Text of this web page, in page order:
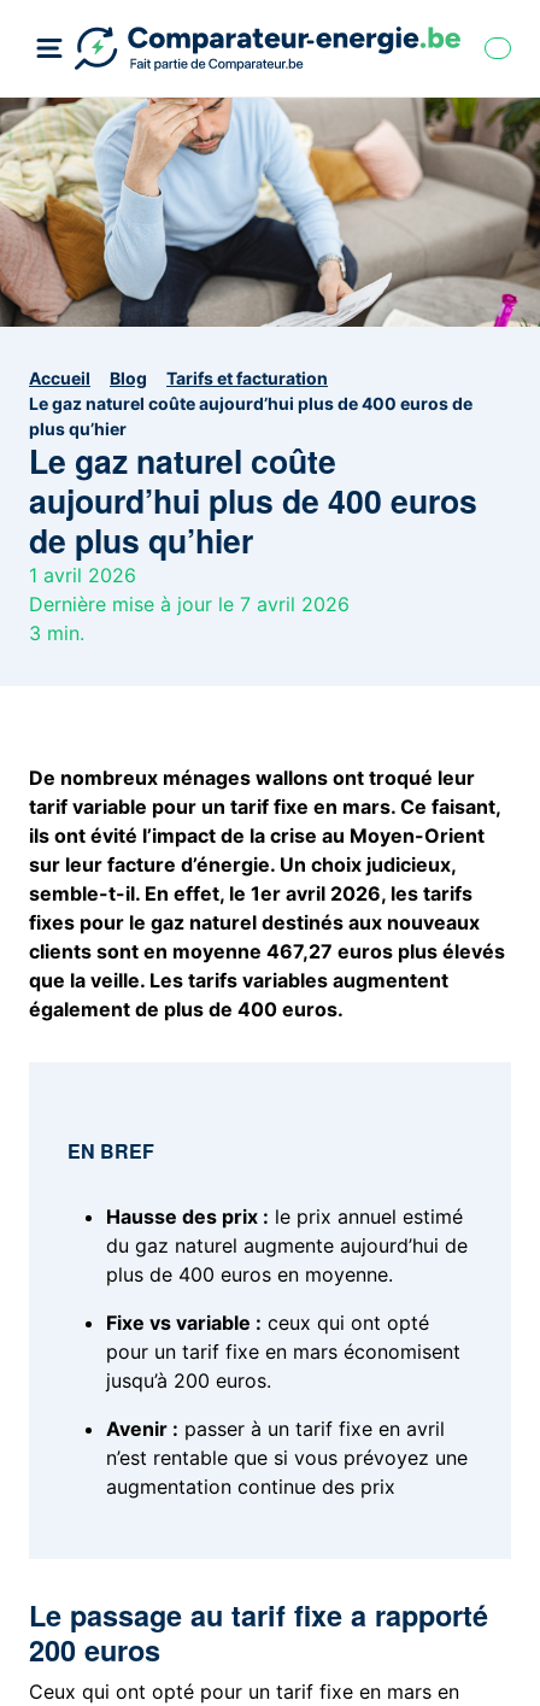
Accueil Blog
Tarifs et facturation
Le gaz naturel coûte aujourd’hui plus de 400 euros de
plus qu’hier
Le gaz naturel coûte
aujourd’hui plus de 400 euros
de plus qu’hier
1 avril 2026
Dernière mise à jour le 7 avril 2026
3 min.
De nombreux ménages wallons ont troqué leur
tarif variable pour un tarif fixe en mars. Ce faisant,
ils ont évité l’impact de la crise au Moyen-Orient
sur leur facture d’énergie. Un choix judicieux,
semble-t-il. En effet, le 1er avril 2026, les tarifs
fixes pour le gaz naturel destinés aux nouveaux
clients sont en moyenne 467,27 euros plus élevés
que la veille. Les tarifs variables augmentent
également de plus de 400 euros.
EN BREF
Hausse des prix : le prix annuel estimé
du gaz naturel augmente aujourd’hui de
plus de 400 euros en moyenne.
Fixe vs variable : ceux qui ont opté
pour un tarif fixe en mars économisent
jusqu’à 200 euros.
Avenir : passer à un tarif fixe en avril
n’est rentable que si vous prévoyez une
augmentation continue des prix
Le passage au tarif fixe a rapporté
200 euros
Ceux qui ont opté pour un tarif fixe en mars en